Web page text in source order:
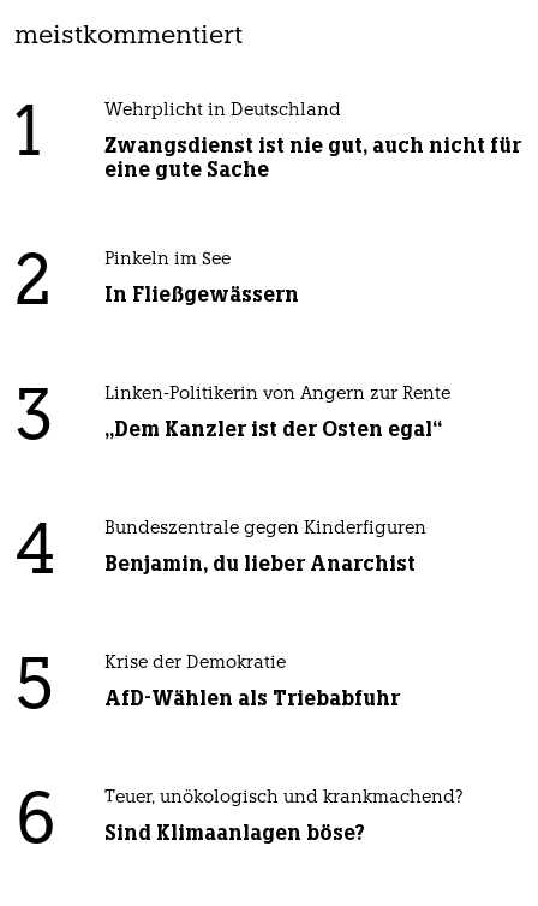
meistkommentiert
1 Wehrplicht in Deutschland
Zwangsdienst ist nie gut, auch nicht für
eine gute Sache
2 Pinkeln im See
In Fließgewässern
3 Linken-Politikerin von Angern zur Rente
„Dem Kanzler ist der Osten egal“
4 Bundeszentrale gegen Kinderfiguren
Benjamin, du lieber Anarchist
5 Krise der Demokratie
AfD-Wählen als Triebabfuhr
6 Teuer, unökologisch und krankmachend?
Sind Klimaanlagen böse?